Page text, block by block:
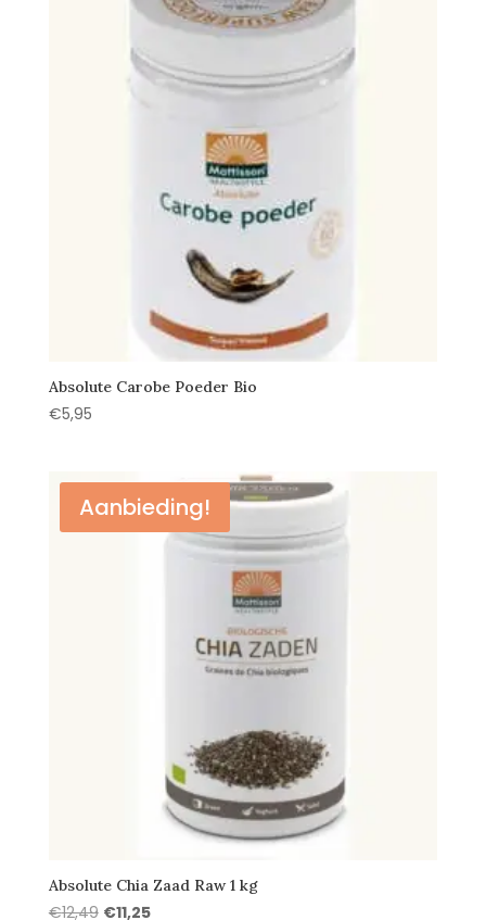
Absolute Carobe Poeder Bio
€5,95
Aanbieding!
Absolute Chia Zaad Raw 1 kg
€12,49 Oorspronkelijke
€11,25Huidige